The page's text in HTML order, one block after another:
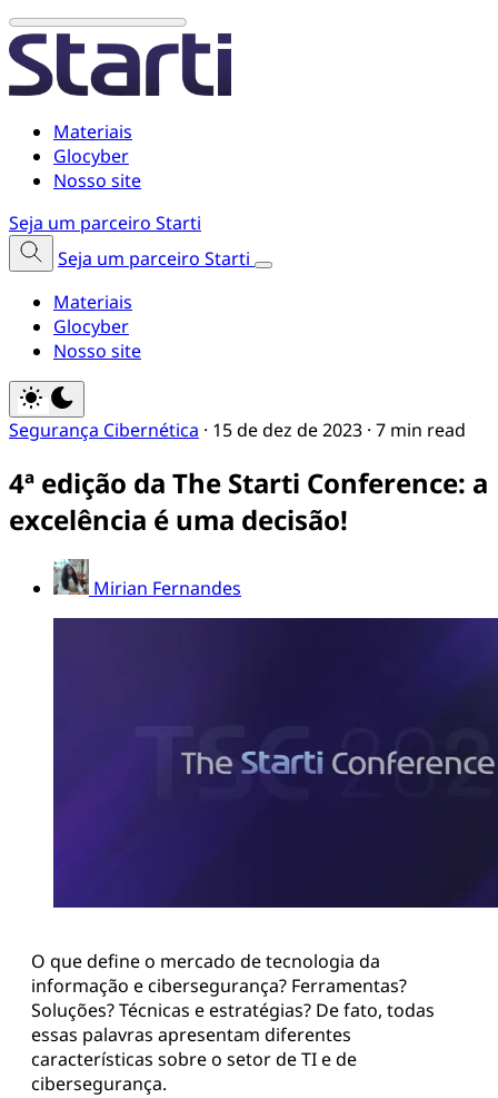
Materiais
Glocyber
Nosso site
Seja um parceiro Starti
Seja um parceiro Starti
Materiais
Glocyber
Nosso site
Segurança Cibernética · 15 de dez de 2023 · 7 min read
4ª edição da The Starti Conference: a
excelência é uma decisão!
Mirian Fernandes
O que define o mercado de tecnologia da
informação e cibersegurança? Ferramentas?
Soluções? Técnicas e estratégias? De fato, todas
essas palavras apresentam diferentes
características sobre o setor de TI e de
cibersegurança.